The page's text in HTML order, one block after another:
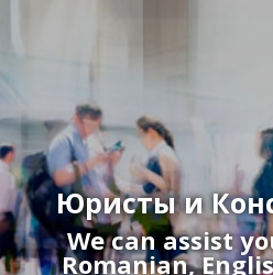
Юристы и
We can assist
Romanian,